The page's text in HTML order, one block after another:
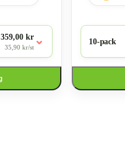
359,00 kr
35,90 kr/st ⌄ 10-pack